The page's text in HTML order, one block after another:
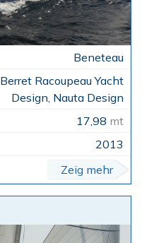
Beneteau
Berret Racoupeau Yacht
Design, Nauta Design
17,98 mt
2013
Zeig mehr